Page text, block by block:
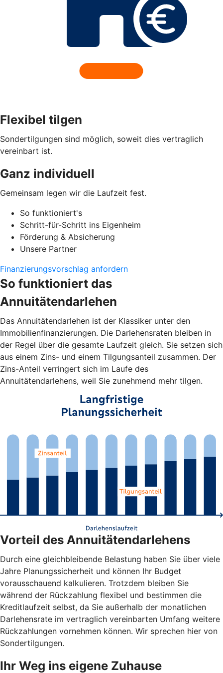
Flexibel tilgen
Sondertilgungen sind möglich, soweit dies vertraglich
vereinbart ist.
Ganz individuell
Gemeinsam legen wir die Laufzeit fest.
So funktioniert's
Schritt-für-Schritt ins Eigenheim
Förderung & Absicherung
Unsere Partner
Finanzierungsvorschlag anfordern
So funktioniert das
Annuitätendarlehen
Das Annuitätendarlehen ist der Klassiker unter den
Immobilienfinanzierungen. Die Darlehensraten bleiben in
der Regel über die gesamte Laufzeit gleich. Sie setzen sich
aus einem Zins- und einem Tilgungsanteil zusammen. Der
Zins-Anteil verringert sich im Laufe des
Annuitätendarlehens, weil Sie zunehmend mehr tilgen.
Vorteil des Annuitätendarlehens
Durch eine gleichbleibende Belastung haben Sie über viele
Jahre Planungssicherheit und können Ihr Budget
vorausschauend kalkulieren. Trotzdem bleiben Sie
während der Rückzahlung flexibel und bestimmen die
Kreditlaufzeit selbst, da Sie außerhalb der monatlichen
Darlehensrate im vertraglich vereinbarten Umfang weitere
Rückzahlungen vornehmen können. Wir sprechen hier von
Sondertilgungen.
Ihr Weg ins eigene Zuhause